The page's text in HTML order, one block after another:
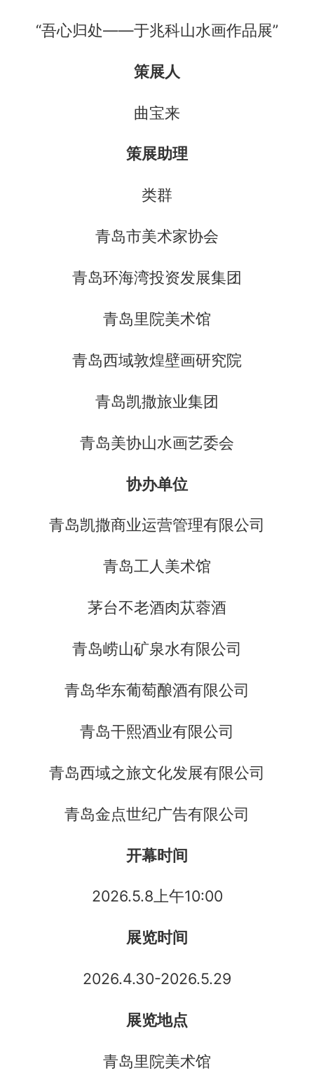
“吾心归处——于兆科山水画作品展”
策展人
曲宝来
策展助理
类群
青岛市美术家协会
青岛环海湾投资发展集团
青岛里院美术馆
青岛西域敦煌壁画研究院
青岛凯撒旅业集团
青岛美协山水画艺委会
协办单位
青岛凯撒商业运营管理有限公司
青岛工人美术馆
茅台不老酒肉苁蓉酒
青岛崂山矿泉水有限公司
青岛华东葡萄酿酒有限公司
青岛干熙酒业有限公司
青岛西域之旅文化发展有限公司
青岛金点世纪广告有限公司
开幕时间
2026.5.8上午10:00
展览时间
2026.4.30-2026.5.29
展览地点
青岛里院美术馆